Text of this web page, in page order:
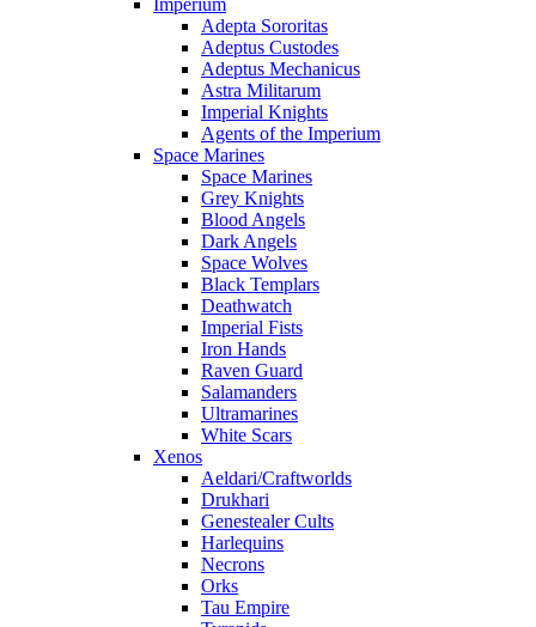
Imperium
Adepta Sororitas
Adeptus Custodes
Adeptus Mechanicus
Astra Militarum
Imperial Knights
Agents of the Imperium
Space Marines
Space Marines
Grey Knights
Blood Angels
Dark Angels
Space Wolves
Black Templars
Deathwatch
Imperial Fists
Iron Hands
Raven Guard
Salamanders
Ultramarines
White Scars
Xenos
Aeldari/Craftworlds
Drukhari
Genestealer Cults
Harlequins
Necrons
Orks
Tau Empire